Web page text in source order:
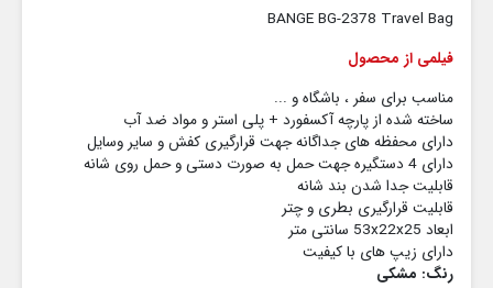
BANGE BG-2378 Travel Bag
فیلمی از محصول
مناسب برای سفر ، باشگاه و ...
ساخته شده از پارچه آکسفورد + پلی استر و مواد ضد آب
دارای محفظه های جداگانه جهت قرارگیری کفش و سایر وسایل
دارای 4 دستگیره جهت حمل به صورت دستی و حمل روی شانه
قابلیت جدا شدن بند شانه
قابلیت قرارگیری بطری و چتر
ابعاد 53x22x25 سانتی متر
دارای زیپ های با کیفیت
رنگ: مشکی